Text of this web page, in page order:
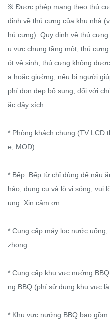
※ Được phép mang theo thú
định về thú cưng của khu nhà
hú cưng). Quy định về thú
u vực chung tầng một; thú
ót vệ sinh; thú cưng không
a hoặc giường; nếu bị người
phí dọn dẹp bổ sung; đối với
ặc dây xích.
* Phòng khách chung (TV LCD
e, MOD)
* Bếp: Bếp từ chỉ dùng để nấu
hảo, dụng cụ và lò vi sóng; vui
ụng. Xin cảm ơn.
* Cung cấp máy lọc nước
zhong.
* Cung cấp khu vực nướng
ng BBQ (phí sử dụng khu vực
* Khu vực nướng BBQ bao